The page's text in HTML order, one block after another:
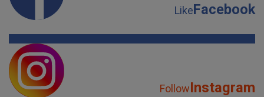
LikeFacebook
FollowInstagram